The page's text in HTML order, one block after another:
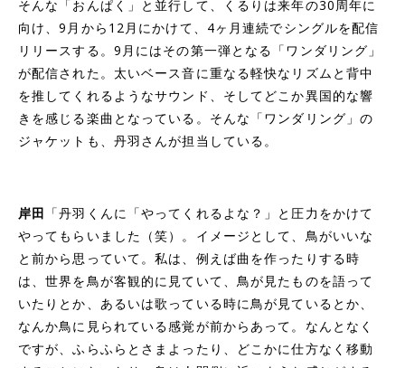
そんな「おんぱく」と並行して、くるりは来年の30周年に
向け、9月から12月にかけて、4ヶ月連続でシングルを配信
リリースする。9月にはその第一弾となる「ワンダリング」
が配信された。太いベース音に重なる軽快なリズムと背中
を推してくれるようなサウンド、そしてどこか異国的な響
きを感じる楽曲となっている。そんな「ワンダリング」の
ジャケットも、丹羽さんが担当している。
岸田 「丹羽くんに「やってくれるよな？」と圧力をかけて
やってもらいました（笑）。イメージとして、鳥がいいな
と前から思っていて。私は、例えば曲を作ったりする時
は、世界を鳥が客観的に見ていて、鳥が見たものを語って
いたりとか、あるいは歌っている時に鳥が見ているとか、
なんか鳥に見られている感覚が前からあって。なんとなく
ですが、ふらふらとさまよったり、どこかに仕方なく移動